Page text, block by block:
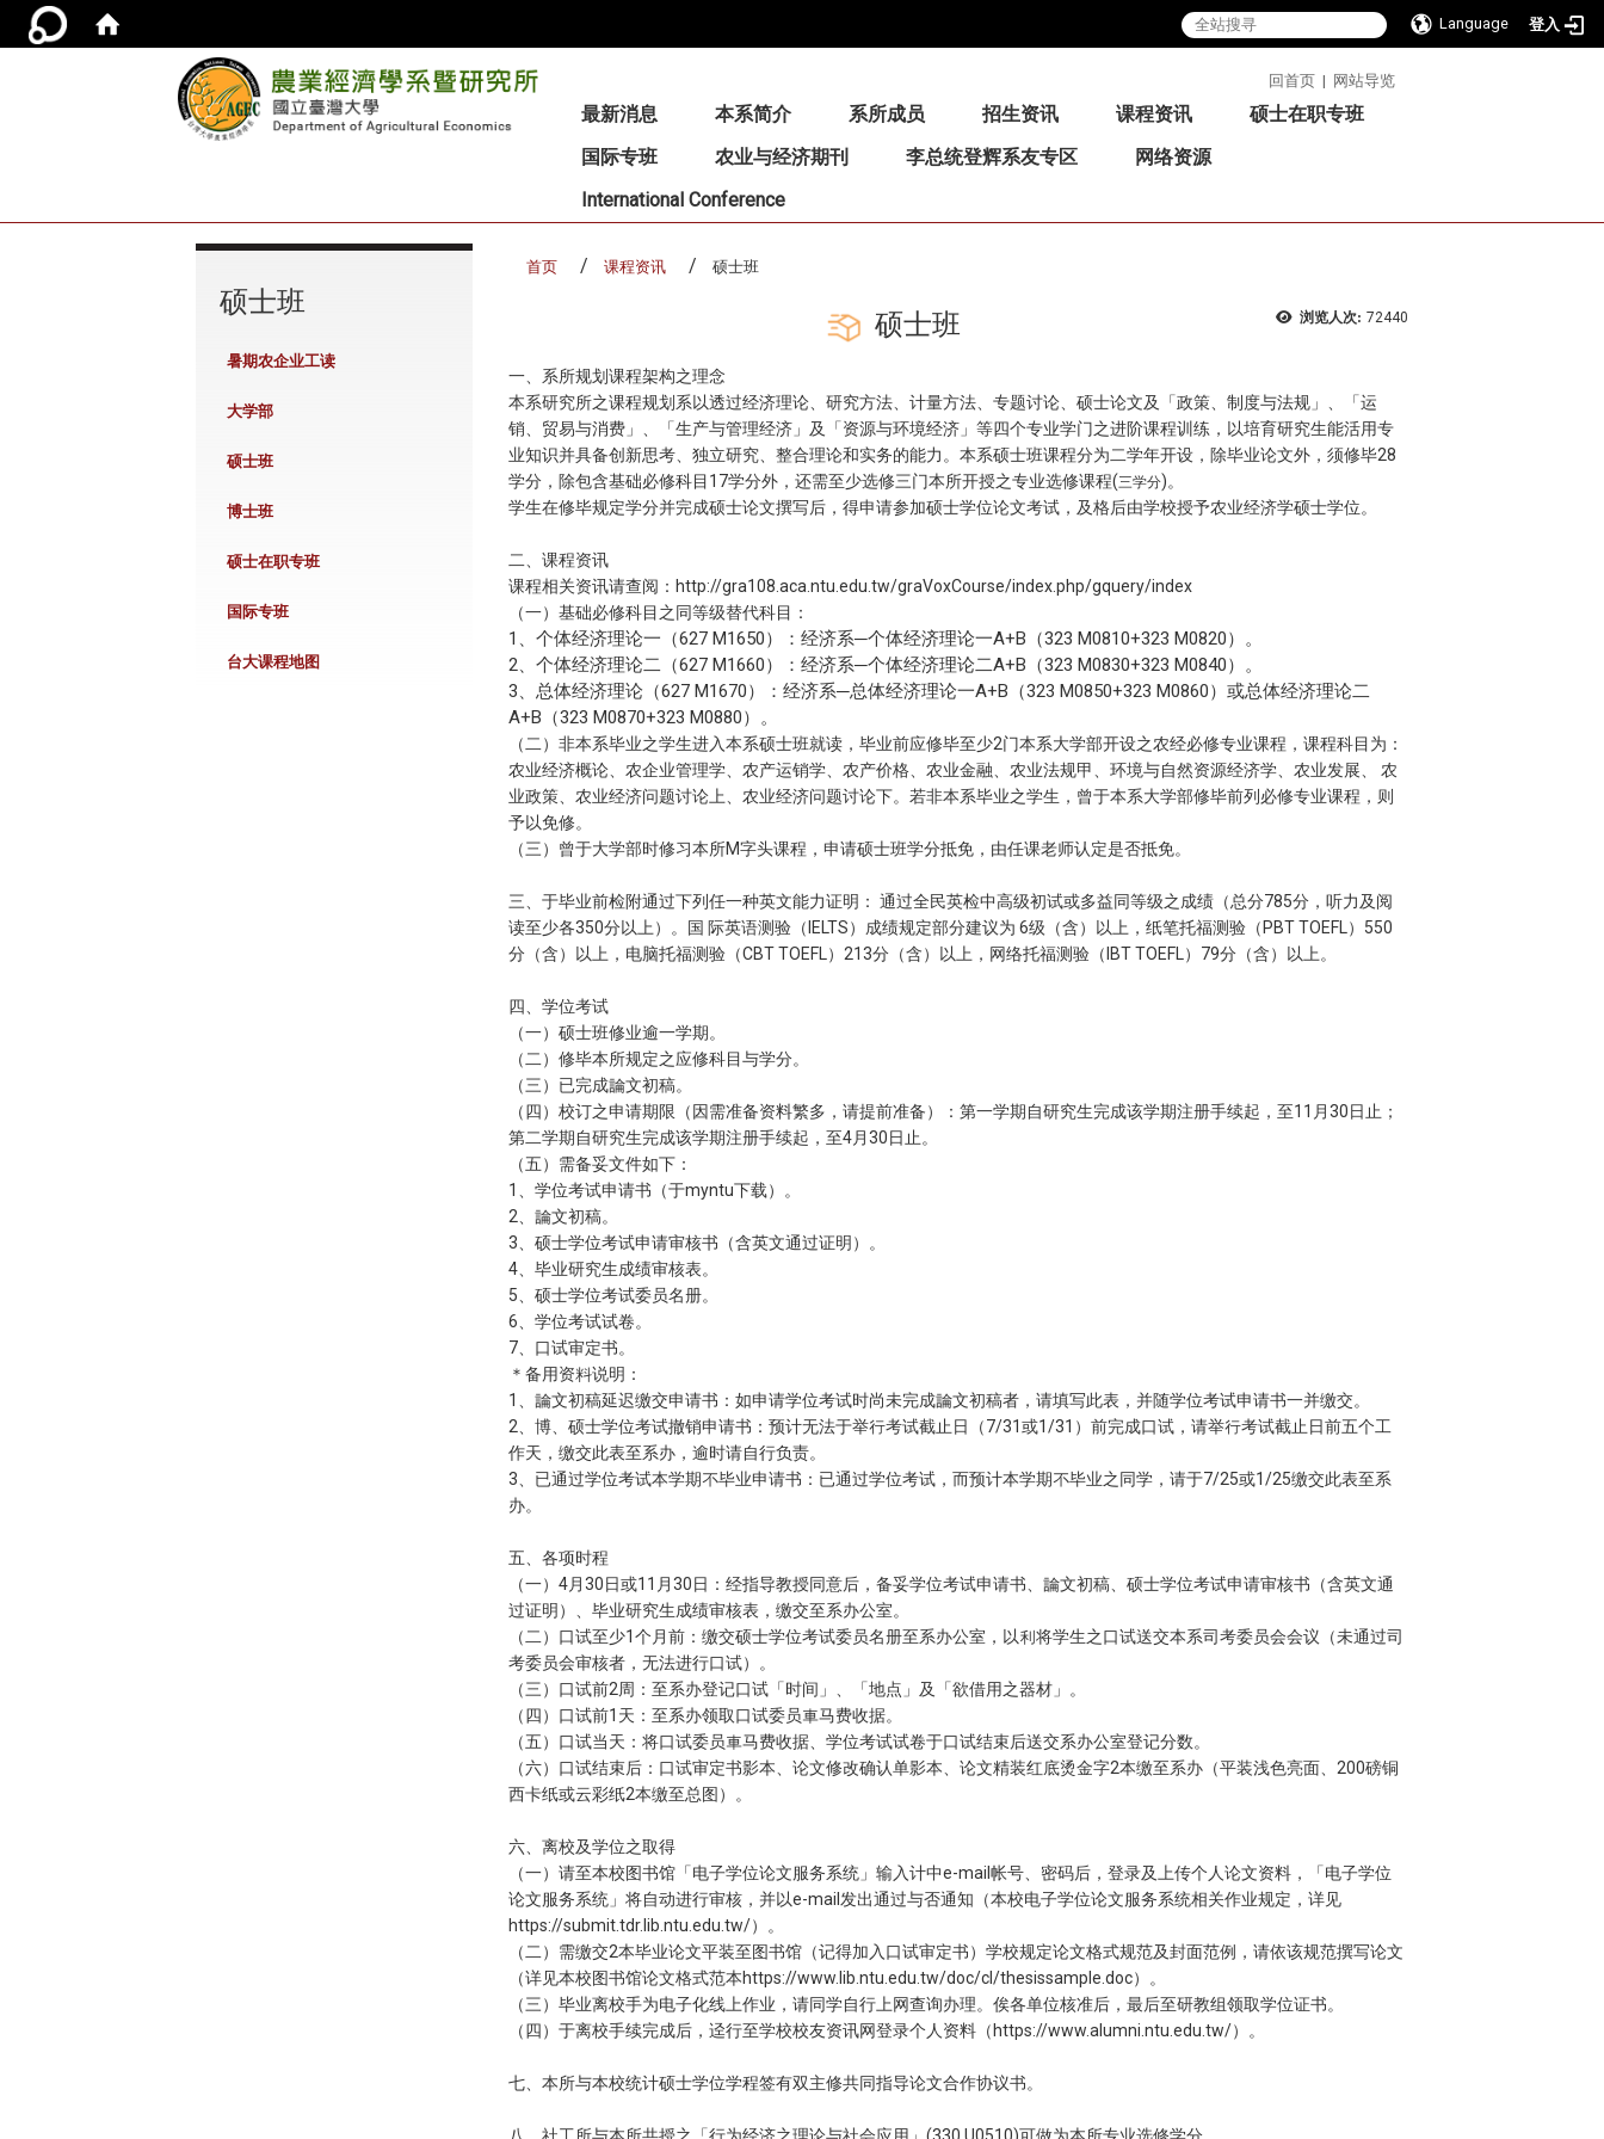
Language 登入
回首页 | 网站导览
最新消息 本系简介 系所成员 招生资讯 课程资讯
硕士在职专班
国际专班
农业与经济期刊 李总统登辉系友专区
网络资源
International Conference
硕士班
暑期农企业工读
大学部
硕士班
博士班
硕士在职专班
国际专班
台大课程地图
首页 课程资讯 硕士班
浏览人次: 72440
硕士班
一、系所规划课程架构之理念
本系研究所之课程规划系以透过经济理论、研究方法、计量方法、专题讨论、硕士论文及「政策、制度与法规」、「运
销、贸易与消费」、「生产与管理经济」及「资源与环境经济」等四个专业学门之进阶课程训练，以培育研究生能活用专
业知识并具备创新思考、独立研究、整合理论和实务的能力。本系硕士班课程分为二学年开设，除毕业论文外，须修毕28
学分，除包含基础必修科目17学分外，还需至少选修三门本所开授之专业选修课程(三学分)。
学生在修毕规定学分并完成硕士论文撰写后，得申请参加硕士学位论文考试，及格后由学校授予农业经济学硕士学位。
二、课程资讯
课程相关资讯请查阅： http://gra108.aca.ntu.edu.tw/graVoxCourse/index.php/gquery/index
（一）基础必修科目之同等级替代科目：
1、个体经济理论一（627 M1650）：经济系─个体经济理论一A+B（323 M0810+323 M0820）。
2、个体经济理论二（627 M1660）：经济系─个体经济理论二A+B（323 M0830+323 M0840）。
3、总体经济理论（627 M1670）：经济系─总体经济理论一A+B（323 M0850+323 M0860）或总体经济理论二
A+B（323 M0870+323 M0880）。
（二）非本系毕业之学生进入本系硕士班就读，毕业前应修毕至少2门本系大学部开设之农经必修专业课程，课程科目为：
农业经济概论、农企业管理学、农产运销学、农产价格、农业金融、农业法规甲、环境与自然资源经济学、农业发展、 农
业政策、农业经济问题讨论上、农业经济问题讨论下。若非本系毕业之学生，曾于本系大学部修毕前列必修专业课程，则
予以免修。
（三）曾于大学部时修习本所M字头课程，申请硕士班学分抵免，由任课老师认定是否抵免。
三、于毕业前检附通过下列任一种英文能力证明： 通过全民英检中高级初试或多益同等级之成绩（总分785分，听力及阅
读至少各350分以上）。国 际英语测验（IELTS）成绩规定部分建议为 6级（含）以上，纸笔托福测验（PBT TOEFL）550
分（含）以上，电脑托福测验（CBT TOEFL）213分（含）以上，网络托福测验（IBT TOEFL）79分（含）以上。
四、学位考试
（一）硕士班修业逾一学期。
（二）修毕本所规定之应修科目与学分。
（三）已完成論文初稿。
（四）校订之申请期限（因需准备资料繁多，请提前准备）：第一学期自研究生完成该学期注册手续起，至11月30日止；
第二学期自研究生完成该学期注册手续起，至4月30日止。
（五）需备妥文件如下：
1、学位考试申请书（于myntu下载）。
2、論文初稿。
3、硕士学位考试申请审核书（含英文通过证明）。
4、毕业研究生成绩审核表。
5、硕士学位考试委员名册。
6、学位考试试卷。
7、口试审定书。
＊备用资料说明：
1、論文初稿延迟缴交申请书：如申请学位考试时尚未完成論文初稿者，请填写此表，并随学位考试申请书一并缴交。
2、博、硕士学位考试撤销申请书：预计无法于举行考试截止日（7/31或1/31）前完成口试，请举行考试截止日前五个工
作天，缴交此表至系办，逾时请自行负责。
3、已通过学位考试本学期不毕业申请书：已通过学位考试，而预计本学期不毕业之同学，请于7/25或1/25缴交此表至系
办。
五、各项时程
（一）4月30日或11月30日：经指导教授同意后，备妥学位考试申请书、論文初稿、硕士学位考试申请审核书（含英文通
过证明）、毕业研究生成绩审核表，缴交至系办公室。
（二）口试至少1个月前：缴交硕士学位考试委员名册至系办公室，以利将学生之口试送交本系司考委员会会议（未通过司
考委员会审核者，无法进行口试）。
（三）口试前2周：至系办登记口试「时间」、「地点」及「欲借用之器材」。
（四）口试前1天：至系办领取口试委员車马费收据。
（五）口试当天：将口试委员車马费收据、学位考试试卷于口试结束后送交系办公室登记分数。
（六）口试结束后：口试审定书影本、论文修改确认单影本、论文精装红底烫金字2本缴至系办（平装浅色亮面、200磅铜
西卡纸或云彩纸2本缴至总图）。
六、离校及学位之取得
（一）请至本校图书馆「电子学位论文服务系统」输入计中e-mail帐号、密码后，登录及上传个人论文资料，「电子学位
论文服务系统」将自动进行审核，并以e-mail发出通过与否通知（本校电子学位论文服务系统相关作业规定，详见
https://submit.tdr.lib.ntu.edu.tw/）。
（二）需缴交2本毕业论文平装至图书馆（记得加入口试审定书）学校规定论文格式规范及封面范例，请依该规范撰写论文
（详见本校图书馆论文格式范本https://www.lib.ntu.edu.tw/doc/cl/thesissample.doc）。
（三）毕业离校手为电子化线上作业，请同学自行上网查询办理。俟各单位核准后，最后至研教组领取学位证书。
（四）于离校手续完成后，迳行至学校校友资讯网登录个人资料（ https://www.alumni.ntu.edu.tw/）。
七、本所与本校统计硕士学位学程签有双主修共同指导论文合作协议书。
八、社工所与本所共授之「行为经济之理论与社会应用」(330 U0510)可做为本所专业选修学分。